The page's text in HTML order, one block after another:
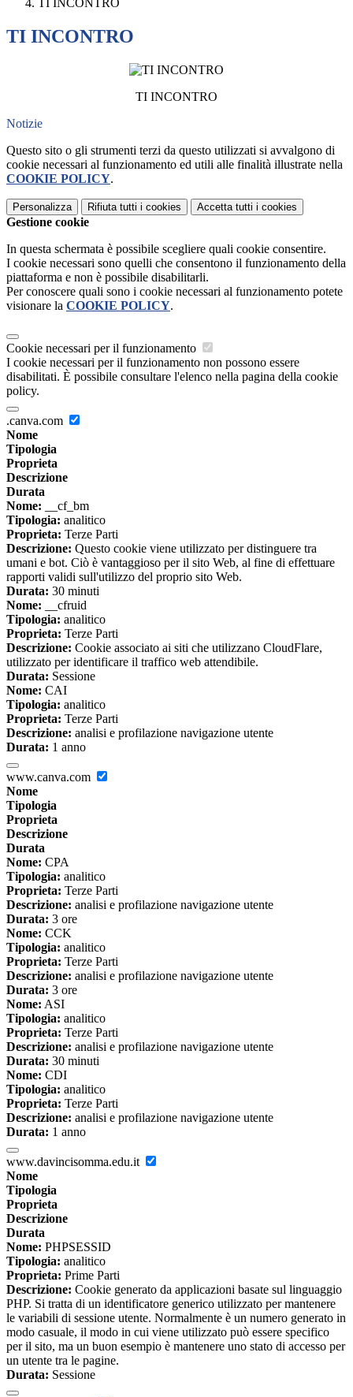
TI INCONTRO
TI INCONTRO
TI INCONTRO
Notizie
Questo sito o gli strumenti terzi da questo utilizzati si avvalgono di
cookie necessari al funzionamento ed utili alle finalità illustrate nella
COOKIE POLICY.
Personalizza Rifiuta tutti i cookies Accetta tutti i cookies
Gestione cookie
In questa schermata è possibile scegliere quali cookie consentire.
I cookie necessari sono quelli che consentono il funzionamento della
piattaforma e non è possibile disabilitarli.
Per conoscere quali sono i cookie necessari al funzionamento potete
visionare la COOKIE POLICY.
Cookie necessari per il funzionamento
I cookie necessari per il funzionamento non possono essere
disabilitati. È possibile consultare l'elenco nella pagina della cookie
policy.
.canva.com
Nome
Tipologia
Proprieta
Descrizione
Durata
Nome: __cf_bm
Tipologia: analitico
Proprieta: Terze Parti
Descrizione: Questo cookie viene utilizzato per distinguere tra
umani e bot. Ciò è vantaggioso per il sito Web, al fine di effettuare
rapporti validi sull'utilizzo del proprio sito Web.
Durata: 30 minuti
Nome: __cfruid
Tipologia: analitico
Proprieta: Terze Parti
Descrizione: Cookie associato ai siti che utilizzano CloudFlare,
utilizzato per identificare il traffico web attendibile.
Durata: Sessione
Nome: CAI
Tipologia: analitico
Proprieta: Terze Parti
Descrizione: analisi e profilazione navigazione utente
Durata: 1 anno
www.canva.com
Nome
Tipologia
Proprieta
Descrizione
Durata
Nome: CPA
Tipologia: analitico
Proprieta: Terze Parti
Descrizione: analisi e profilazione navigazione utente
Durata: 3 ore
Nome: CCK
Tipologia: analitico
Proprieta: Terze Parti
Descrizione: analisi e profilazione navigazione utente
Durata: 3 ore
Nome: ASI
Tipologia: analitico
Proprieta: Terze Parti
Descrizione: analisi e profilazione navigazione utente
Durata: 30 minuti
Nome: CDI
Tipologia: analitico
Proprieta: Terze Parti
Descrizione: analisi e profilazione navigazione utente
Durata: 1 anno
www.davincisomma.edu.it
Nome
Tipologia
Proprieta
Descrizione
Durata
Nome: PHPSESSID
Tipologia: analitico
Proprieta: Prime Parti
Descrizione: Cookie generato da applicazioni basate sul linguaggio
PHP. Si tratta di un identificatore generico utilizzato per mantenere
le variabili di sessione utente. Normalmente è un numero generato in
modo casuale, il modo in cui viene utilizzato può essere specifico
per il sito, ma un buon esempio è mantenere uno stato di accesso per
un utente tra le pagine.
Durata: Sessione